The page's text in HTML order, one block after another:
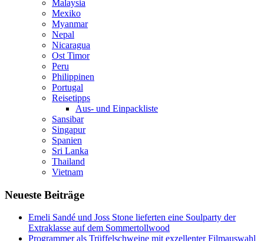
Malaysia
Mexiko
Myanmar
Nepal
Nicaragua
Ost Timor
Peru
Philippinen
Portugal
Reisetipps
Aus- und Einpackliste
Sansibar
Singapur
Spanien
Sri Lanka
Thailand
Vietnam
Neueste Beiträge
Emeli Sandé und Joss Stone lieferten eine Soulparty der
Extraklasse auf dem Sommertollwood
Programmer als Trüffelschweine mit exzellenter Filmauswahl